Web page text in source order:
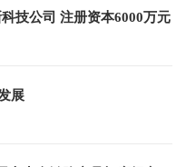
技公司 注册资本6000万元
展